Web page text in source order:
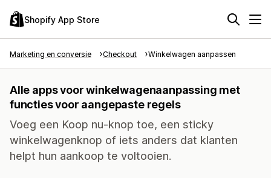
Shopify App Store
Marketing en conversie Checkout Winkelwagen aanpassen
Alle apps voor winkelwagenaanpassing met
functies voor aangepaste regels
Voeg een Koop nu-knop toe, een sticky
winkelwagenknop of iets anders dat klanten
helpt hun aankoop te voltooien.